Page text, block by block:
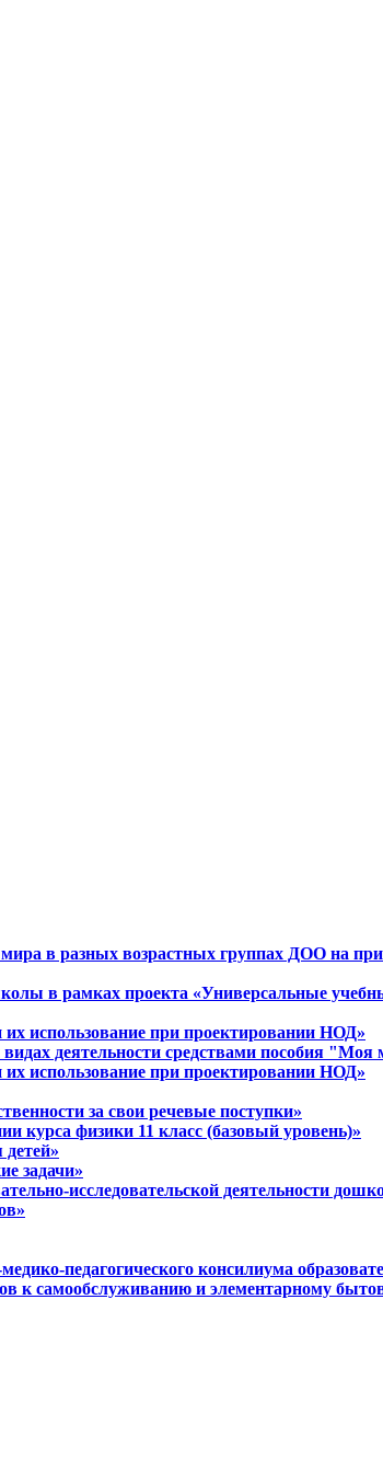
в разных возрастных группах ДОО на
в рамках проекта «Универсальные
использование при проектировании НОД»
деятельности средствами пособия "Моя
использование при проектировании НОД»
за свои речевые поступки»
курса физики 11 класс (базовый уровень)»
детей»
задачи»
исследовательской деятельности
педагогического консилиума
к самообслуживанию и элементарному